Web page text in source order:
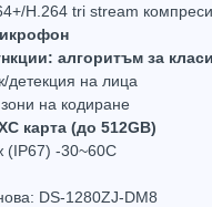
IP AcuSense Hikvision DS-2CD2T43G2-2LI, 4MP, IR 60м
€0.00(0.00лв.)
Купи
H.264 tri stream
алгоритъм за
детекция на лица
на кодиране
карта (до 512GB)
(IP67) -30~60C
DS-1280ZJ-DM8